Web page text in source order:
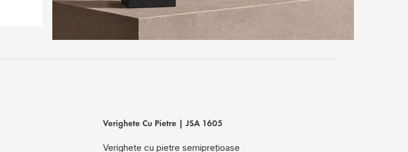
Verighete Cu Pietre | JSA 1605
Verighete cu pietre semiprețioase